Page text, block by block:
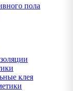
пола
клея